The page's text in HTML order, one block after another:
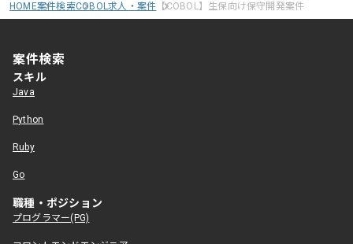
HOME案件検索COBOL求人・案件 【COBOL】生保向け保守開発案件
案件検索
スキル
Java
Python
Ruby
Go
職種・ポジション
プログラマー(PG)